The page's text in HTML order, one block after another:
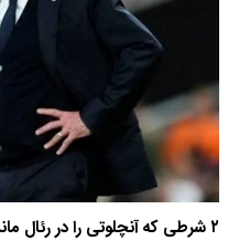
۲ شرطی که آنچلوتی را در رئال ماندنی می‌کند